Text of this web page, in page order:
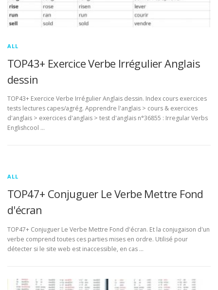
ALL
TOP43+ Exercice Verbe Irrégulier Anglais
dessin
TOP43+ Exercice Verbe Irrégulier Anglais dessin. Index cours exercices
tests lectures capes/agrég. Apprendre l'anglais > cours & exercices
d'anglais > exercices d'anglais > test d'anglais n°36855 : Irregular Verbs
Englishcool …
ALL
TOP47+ Conjuguer Le Verbe Mettre Fond
d'écran
TOP47+ Conjuguer Le Verbe Mettre Fond d'écran. Et la conjugaison d'un
verbe comprend toutes ces parties mises en ordre. Utilisé pour
détecter si le site web est inaccessible, en cas …